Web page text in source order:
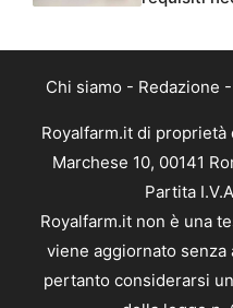
Chi siamo - Redazione -
Royalfarm.it di proprietà
Marchese 10, 00141
Partita
Royalfarm.it non è una
viene aggiornato
pertanto considerarsi